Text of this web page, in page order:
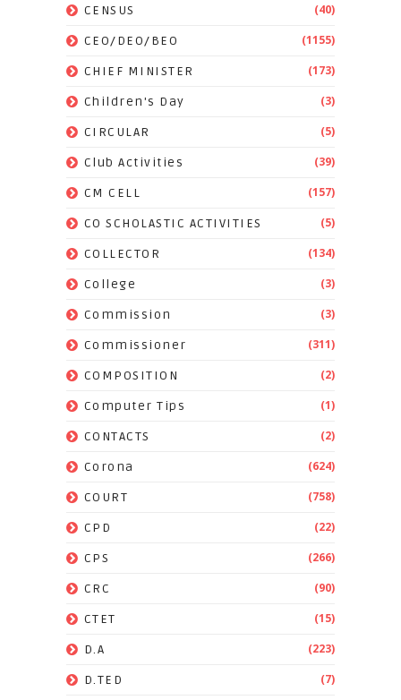
CENSUS (40)
CEO/DEO/BEO (1155)
CHIEF MINISTER (173)
Children's Day (3)
CIRCULAR (5)
Club Activities (39)
CM CELL (157)
CO SCHOLASTIC ACTIVITIES (5)
COLLECTOR (134)
College (3)
Commission (3)
Commissioner (311)
COMPOSITION (2)
Computer Tips (1)
CONTACTS (2)
Corona (624)
COURT (758)
CPD (22)
CPS (266)
CRC (90)
CTET (15)
D.A (223)
D.TED (7)